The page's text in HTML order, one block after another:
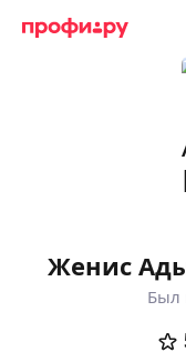
Женис
Был